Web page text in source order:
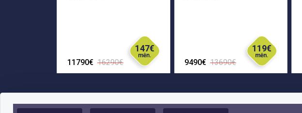
11790€ 16290€
147€
mēn.
9490€ 13690€
119€
mēn.